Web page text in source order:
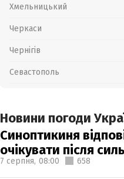
Хмельницький
Черкаси
Чернігів
Севастополь
Новини погоди
Синоптикиня
очікувати після
7 серпня, 08:00 658